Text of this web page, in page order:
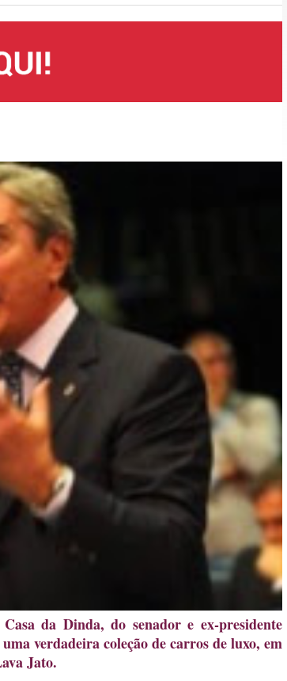
da Dinda, do senador e ex-presidente
verdadeira coleção de carros de luxo, em
Jato.